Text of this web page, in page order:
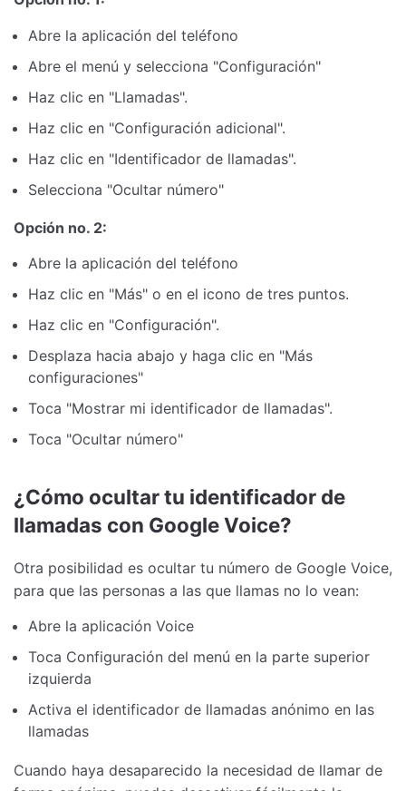
Abre la aplicación del teléfono
Abre el menú y selecciona "Configuración"
Haz clic en "Llamadas".
Haz clic en "Configuración adicional".
Haz clic en "Identificador de llamadas".
Selecciona "Ocultar número"
Opción no. 2:
Abre la aplicación del teléfono
Haz clic en "Más" o en el icono de tres puntos.
Haz clic en "Configuración".
Desplaza hacia abajo y haga clic en "Más
configuraciones"
Toca "Mostrar mi identificador de llamadas".
Toca "Ocultar número"
¿Cómo ocultar tu identificador de
llamadas con Google Voice?
Otra posibilidad es ocultar tu número de Google Voice,
para que las personas a las que llamas no lo vean:
Abre la aplicación Voice
Toca Configuración del menú en la parte superior
izquierda
Activa el identificador de llamadas anónimo en las
llamadas
Cuando haya desaparecido la necesidad de llamar de